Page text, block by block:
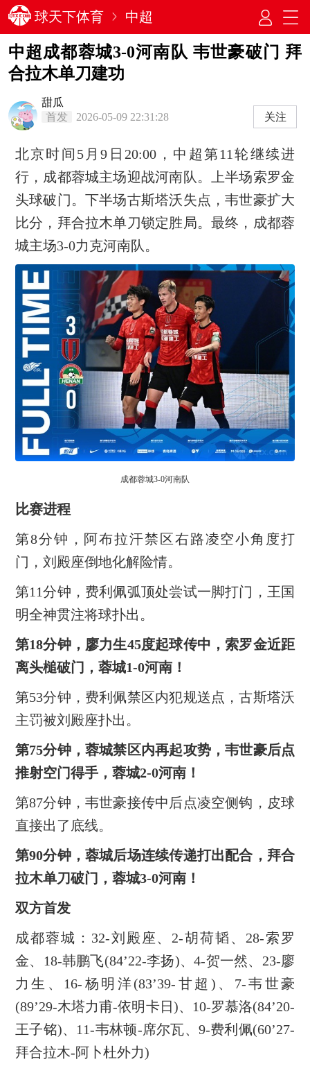
球天下体育 中超
中超成都蓉城3-0河南队 韦世豪破门 拜
合拉木单刀建功
甜瓜
首发
2026-05-09 22:31:28 关注
北京时间5月9日20:00，中超第11轮继续进
行，成都蓉城主场迎战河南队。上半场索罗金
头球破门。下半场古斯塔沃失点，韦世豪扩大
比分，拜合拉木单刀锁定胜局。最终，成都蓉
城主场3-0力克河南队。
成都蓉城3-0河南队
比赛进程
第8分钟，阿布拉汗禁区右路凌空小角度打
门，刘殿座倒地化解险情。
第11分钟，费利佩弧顶处尝试一脚打门，王国
明全神贯注将球扑出。
第18分钟，廖力生45度起球传中，索罗金近距
离头槌破门，蓉城1-0河南！
第53分钟，费利佩禁区内犯规送点，古斯塔沃
主罚被刘殿座扑出。
第75分钟，蓉城禁区内再起攻势，韦世豪后点
推射空门得手，蓉城2-0河南！
第87分钟，韦世豪接传中后点凌空侧钩，皮球
直接出了底线。
第90分钟，蓉城后场连续传递打出配合，拜合
拉木单刀破门，蓉城3-0河南！
双方首发
成都蓉城：32-刘殿座、2-胡荷韬、28-索罗
金、18-韩鹏飞(84’22-李扬)、4-贺一然、23-廖
力生、16-杨明洋(83’39-甘超)、7-韦世豪
(89’29-木塔力甫-依明卡日)、10-罗慕洛(84’20-
王子铭)、11-韦林顿-席尔瓦、9-费利佩(60’27-
拜合拉木-阿卜杜外力)